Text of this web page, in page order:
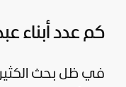
كم عدد أبناء
في ظل بحث